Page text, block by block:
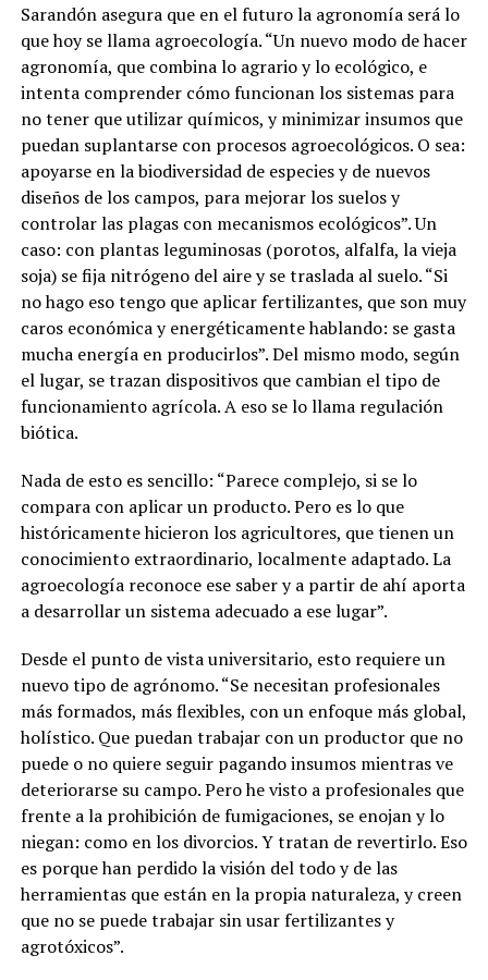
Sarandón asegura que en el futuro la agronomía será lo
que hoy se llama agroecología. “Un nuevo modo de hacer
agronomía, que combina lo agrario y lo ecológico, e
intenta comprender cómo funcionan los sistemas para
no tener que utilizar químicos, y minimizar insumos que
puedan suplantarse con procesos agroecológicos. O sea:
apoyarse en la biodiversidad de especies y de nuevos
diseños de los campos, para mejorar los suelos y
controlar las plagas con mecanismos ecológicos”. Un
caso: con plantas leguminosas (porotos, alfalfa, la vieja
soja) se fija nitrógeno del aire y se traslada al suelo. “Si
no hago eso tengo que aplicar fertilizantes, que son muy
caros económica y energéticamente hablando: se gasta
mucha energía en producirlos”. Del mismo modo, según
el lugar, se trazan dispositivos que cambian el tipo de
funcionamiento agrícola. A eso se lo llama regulación
biótica.
Nada de esto es sencillo: “Parece complejo, si se lo
compara con aplicar un producto. Pero es lo que
históricamente hicieron los agricultores, que tienen un
conocimiento extraordinario, localmente adaptado. La
agroecología reconoce ese saber y a partir de ahí aporta
a desarrollar un sistema adecuado a ese lugar”.
Desde el punto de vista universitario, esto requiere un
nuevo tipo de agrónomo. “Se necesitan profesionales
más formados, más flexibles, con un enfoque más global,
holístico. Que puedan trabajar con un productor que no
puede o no quiere seguir pagando insumos mientras ve
deteriorarse su campo. Pero he visto a profesionales que
frente a la prohibición de fumigaciones, se enojan y lo
niegan: como en los divorcios. Y tratan de revertirlo. Eso
es porque han perdido la visión del todo y de las
herramientas que están en la propia naturaleza, y creen
que no se puede trabajar sin usar fertilizantes y
agrotóxicos”.